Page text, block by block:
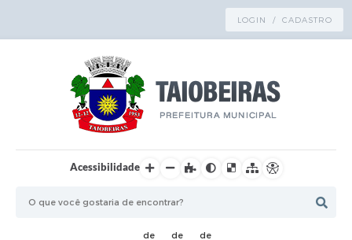
LOGIN / CADASTRO
Acessibilidade